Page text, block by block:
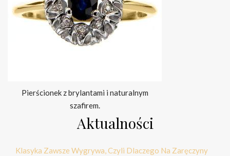
Pierścionek z brylantami i naturalnym
szafirem.
Aktualności
Klasyka Zawsze Wygrywa, Czyli Dlaczego Na Zaręczyny